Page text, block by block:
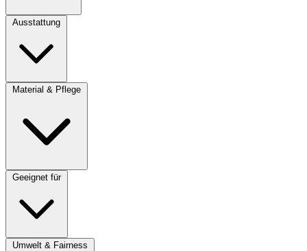
Ausstattung
Material & Pflege
Geeignet für
Umwelt & Fairness